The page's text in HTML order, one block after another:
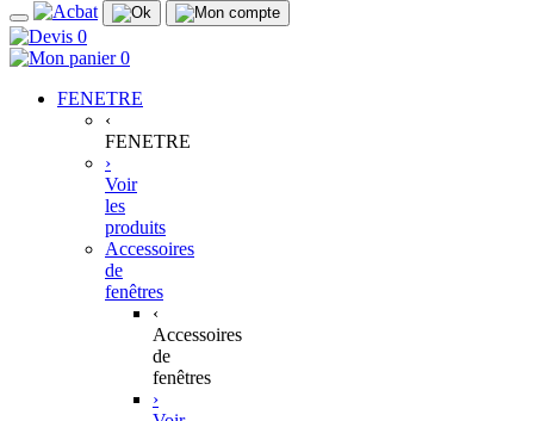
0
0
FENETRE
‹
FENETRE
›
Voir
les
produits
Accessoires
de
fenêtres
‹
Accessoires
de
fenêtres
›